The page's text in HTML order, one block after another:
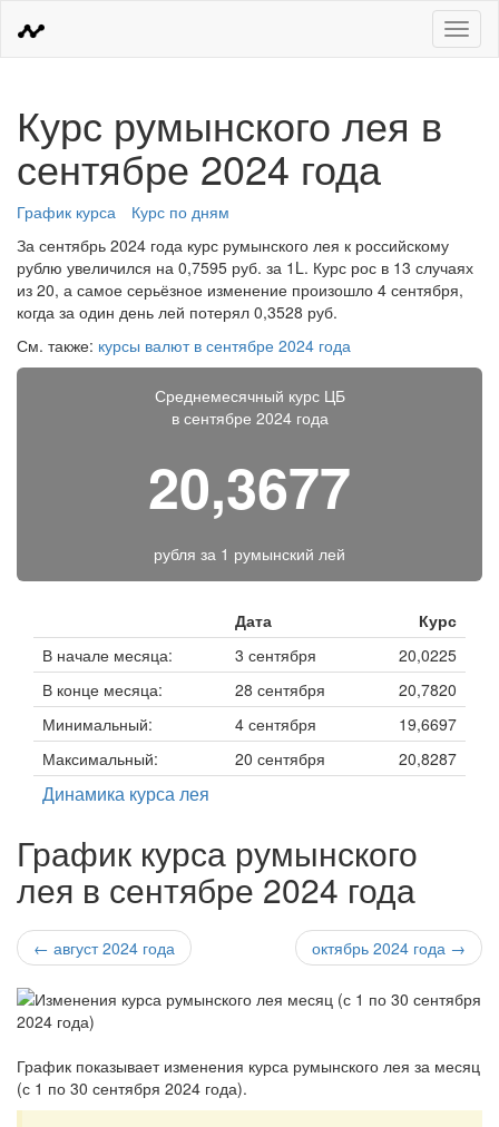
Меню
Курс румынского лея в
сентябре 2024 года
График курса
Курс по дням
За сентябрь 2024 года курс румынского лея к российскому
рублю увеличился на 0,7595 руб. за 1L. Курс рос в 13 случаях
из 20, а самое серьёзное изменение произошло 4 сентября,
когда за один день лей потерял 0,3528 руб.
См. также: курсы валют в сентябре 2024 года
Среднемесячный курс ЦБ
в сентябре 2024 года
20,3677
рубля за 1 румынский лей
Дата
Курс
В начале месяца:
3 сентября
20,0225
В конце месяца:
28 сентября
20,7820
Минимальный:
4 сентября
19,6697
Максимальный:
20 сентября 20,8287
Динамика курса лея
График курса румынского
лея в сентябре 2024 года
← август 2024 года октябрь 2024 года →
График показывает изменения курса румынского лея за месяц
(с 1 по 30 сентября 2024 года).